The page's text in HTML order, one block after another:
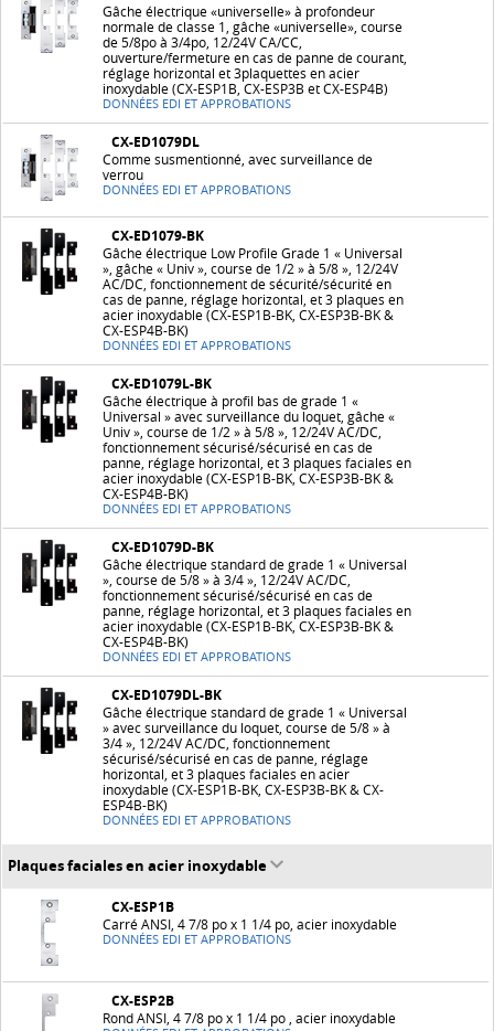
Gâche électrique «universelle» à profondeur
normale de classe 1, gâche «universelle», course
de 5/8po à 3/4po, 12/24V CA/CC,
ouverture/fermeture en cas de panne de courant,
réglage horizontal et 3plaquettes en acier
inoxydable (CX-ESP1B, CX-ESP3B et CX-ESP4B)
DONNÉES EDI ET APPROBATIONS
CX-ED1079DL
Comme susmentionné, avec surveillance de
verrou
DONNÉES EDI ET APPROBATIONS
CX-ED1079-BK
Gâche électrique Low Profile Grade 1 « Universal
», gâche « Univ », course de 1/2 » à 5/8 », 12/24V
AC/DC, fonctionnement de sécurité/sécurité en
cas de panne, réglage horizontal, et 3 plaques en
acier inoxydable (CX-ESP1B-BK, CX-ESP3B-BK &
CX-ESP4B-BK)
DONNÉES EDI ET APPROBATIONS
CX-ED1079L-BK
Gâche électrique à profil bas de grade 1 «
Universal » avec surveillance du loquet, gâche «
Univ », course de 1/2 » à 5/8 », 12/24V AC/DC,
fonctionnement sécurisé/sécurisé en cas de
panne, réglage horizontal, et 3 plaques faciales en
acier inoxydable (CX-ESP1B-BK, CX-ESP3B-BK &
CX-ESP4B-BK)
DONNÉES EDI ET APPROBATIONS
CX-ED1079D-BK
Gâche électrique standard de grade 1 « Universal
», course de 5/8 » à 3/4 », 12/24V AC/DC,
fonctionnement sécurisé/sécurisé en cas de
panne, réglage horizontal, et 3 plaques faciales en
acier inoxydable (CX-ESP1B-BK, CX-ESP3B-BK &
CX-ESP4B-BK)
DONNÉES EDI ET APPROBATIONS
CX-ED1079DL-BK
Gâche électrique standard de grade 1 « Universal
» avec surveillance du loquet, course de 5/8 » à
3/4 », 12/24V AC/DC, fonctionnement
sécurisé/sécurisé en cas de panne, réglage
horizontal, et 3 plaques faciales en acier
inoxydable (CX-ESP1B-BK, CX-ESP3B-BK & CX-
ESP4B-BK)
DONNÉES EDI ET APPROBATIONS
Plaques faciales en acier inoxydable
CX-ESP1B
Carré ANSI, 4 7/8 po x 1 1/4 po, acier inoxydable
DONNÉES EDI ET APPROBATIONS
CX-ESP2B
Rond ANSI, 4 7/8 po x 1 1/4 po , acier inoxydable